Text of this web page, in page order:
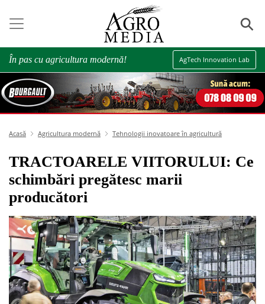
⚲
În pas cu agricultura modernă! AgTech Innovation Lab
Acasă Agricultura modernă Tehnologii inovatoare în agricultură
TRACTOARELE VIITORULUI: Ce
schimbări pregătesc marii
producători